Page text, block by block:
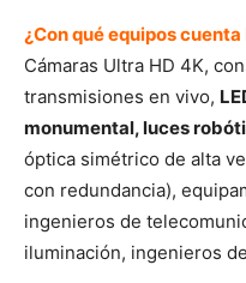
¿Con qué equipos
Cámaras Ultra HD 4K,
transmisiones en vivo,
monumental, luces
óptica simétrico de alta
con redundancia),
ingenieros de
iluminación, ingenieros